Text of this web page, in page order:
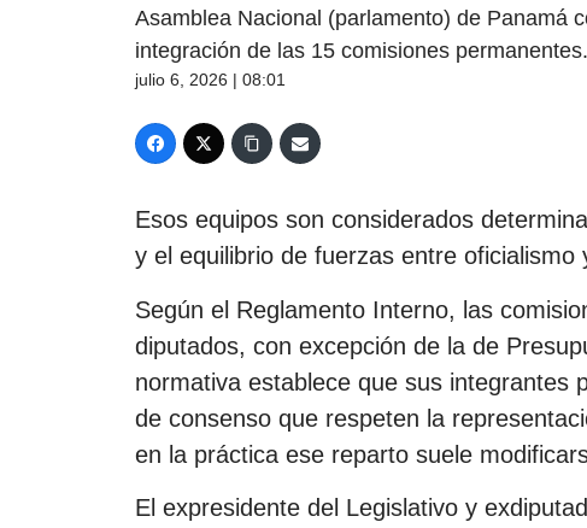
Asamblea Nacional (parlamento) de Panamá
integración de las 15 comisiones permanentes.
julio 6, 2026 | 08:01
Esos equipos son considerados
y el equilibrio de fuerzas entre oficialismo
Según el Reglamento Interno, las
diputados, con excepción de la de
normativa establece que sus integrantes
de consenso que respeten la
en la práctica ese reparto suele
El expresidente del Legislativo y